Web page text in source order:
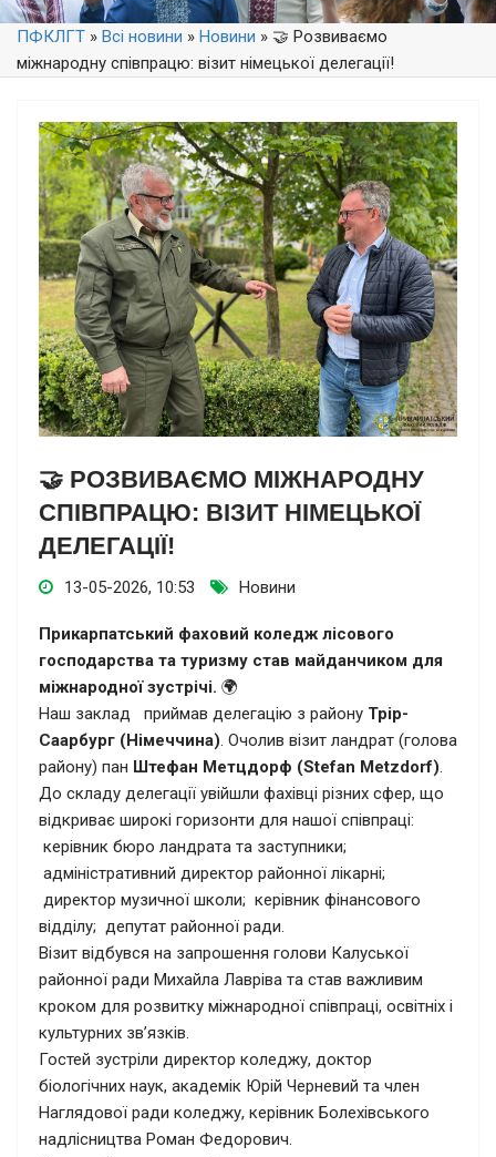
ПФКЛГТ » Всі новини » Новини » 🤝 Розвиваємо
міжнародну співпрацю: візит німецької делегації!
🤝 РОЗВИВАЄМО МІЖНАРОДНУ
СПІВПРАЦЮ: ВІЗИТ НІМЕЦЬКОЇ
ДЕЛЕГАЦІЇ!
13-05-2026, 10:53 Новини
Прикарпатський фаховий коледж лісового
господарства та туризму став майданчиком для
міжнародної зустрічі. 🌍
Наш заклад приймав делегацію з району Трір-
Саарбург (Німеччина). Очолив візит ландрат (голова
району) пан Штефан Метцдорф (Stefan Metzdorf).
До складу делегації увійшли фахівці різних сфер, що
відкриває широкі горизонти для нашої співпраці:
керівник бюро ландрата та заступники;
адміністративний директор районної лікарні;
директор музичної школи; керівник фінансового
відділу; депутат районної ради.
Візит відбувся на запрошення голови Калуської
районної ради Михайла Лавріва та став важливим
кроком для розвитку міжнародної співпраці, освітніх і
культурних зв’язків.
Гостей зустріли директор коледжу, доктор
біологічних наук, академік Юрій Черневий та член
Наглядової ради коледжу, керівник Болехівського
надлісництва Роман Федорович.